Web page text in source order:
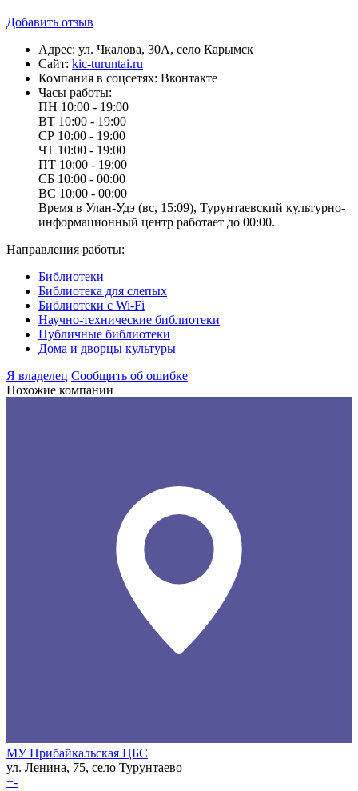
Добавить отзыв
Адрес: ул. Чкалова, 30А, село Карымск
Сайт: kic-turuntai.ru
Компания в соцсетях: Вконтакте
Часы работы:
ПН 10:00 - 19:00
ВТ 10:00 - 19:00
СР 10:00 - 19:00
ЧТ 10:00 - 19:00
ПТ 10:00 - 19:00
СБ 10:00 - 00:00
ВС 10:00 - 00:00
Время в Улан‑Удэ (вс, 15:09), Турунтаевский культурно-
информационный центр работает до 00:00.
Направления работы:
Библиотеки
Библиотека для слепых
Библиотеки с Wi-Fi
Научно-технические библиотеки
Публичные библиотеки
Дома и дворцы культуры
Я владелец Сообщить об ошибке
Похожие компании
МУ Прибайкальская ЦБС
ул. Ленина, 75, село Турунтаево
+-